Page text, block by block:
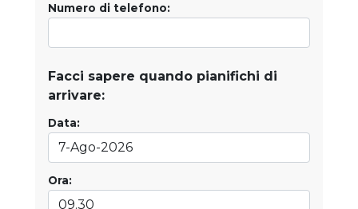
Numero di telefono:
Facci sapere quando pianifichi di
arrivare:
Data:
Ora: